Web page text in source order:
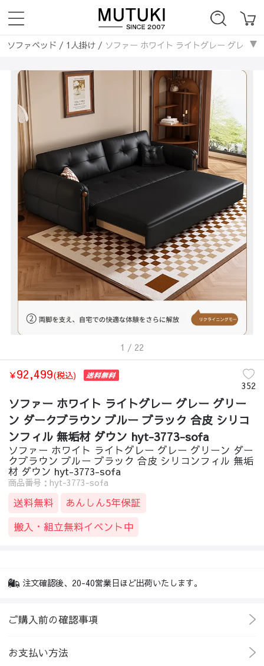
ソファベッド / 1人掛け/ ソファー ホワイト ライトグレー グレー
ソファベッド
/3人掛け
ソファー ホワイト ライトグレー グレ
ソファベッド
/4人掛け
ソファー ホワイト ライトグレー グレ
ソファベッド
/レザー・合成皮革 ソファー ホワイト ライトグ
1 / 22
￥92,499(税込)
352
ソファー ホワイト ライトグレー グレー グリー
ン ダークブラウン ブルー ブラック 合皮 シリコ
ンフィル 無垢材 ダウン hyt-3773-sofa
ソファー ホワイト ライトグレー グレー グリーン ダー
クブラウン ブルー ブラック 合皮 シリコンフィル 無垢
材 ダウン hyt-3773-sofa
商品番号：hyt-3773-sofa
送料無料
あんしん5年保証
搬入・組立無料イベント中
注文確認後、20-40営業日ほど出荷いたします。
ご購入前の確認事項
お支払い方法